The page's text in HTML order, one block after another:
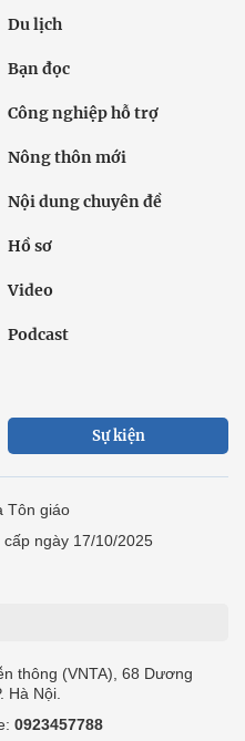
Du lịch
Bạn đọc
Công nghiệp hỗ trợ
Nông thôn mới
Nội dung chuyên đề
Hồ sơ
Video
Podcast
Sự kiện
Tôn giáo
ngày 17/10/2025
thông (VNTA), 68 Dương
Hà Nội.
0923457788